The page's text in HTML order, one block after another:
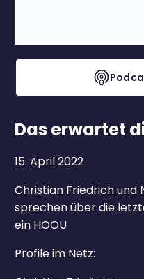
Das erwartet
15. April 2022
Christian Friedrich und
sprechen über die
ein HOOU
Profile im Netz: